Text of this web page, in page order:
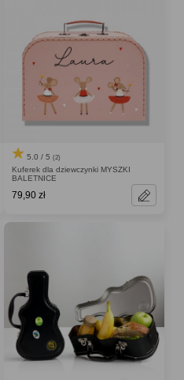
5.0 / 5 (2)
Kuferek dla dziewczynki MYSZKI
BALETNICE
79,90 zł